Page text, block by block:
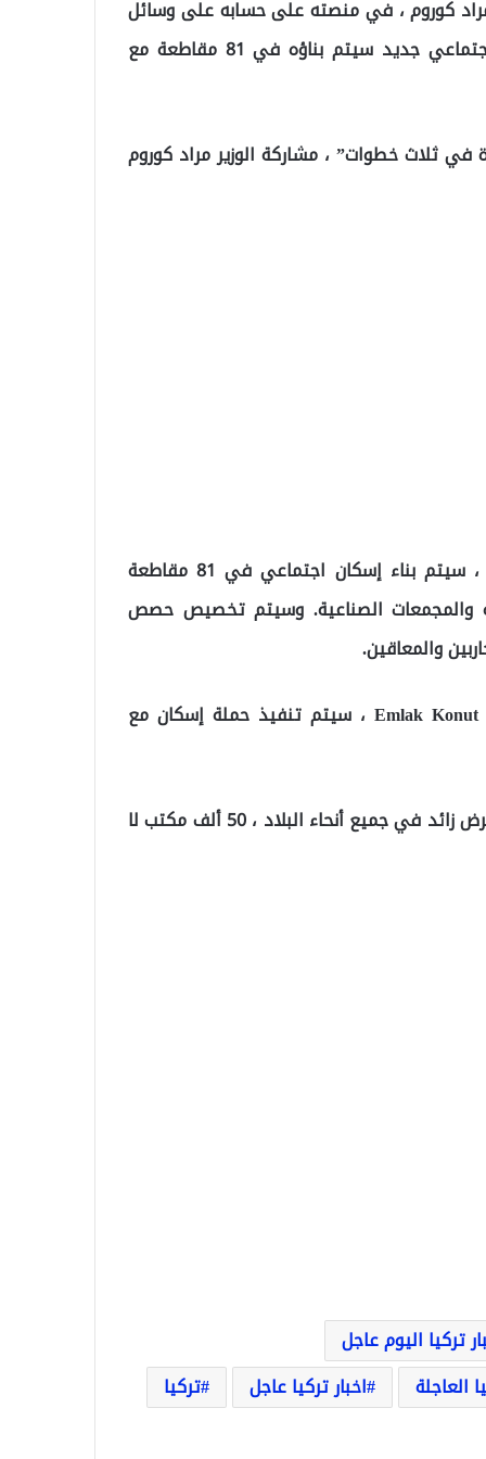
مراد كوروم ، في منصته على حسابه على وسائل
التواصل الاجتماعي ، إلى أنهم يعدون مشروع إسكان اجتماعي جديد سيتم بناؤه في 81 مقاطعة مع
ثلاث خطوات” ، مشاركة الوزير مراد كوروم
“الخطوة الأولى: في نطاق مشروع الإسكان الاجتماعي ، سيتم بناء إسكان اجتماعي في 81 مقاطعة
والمجمعات الصناعية. وسيتم تخصيص حصص
والمعاقين.
الخطوة الثانية: ضمن نطاق الحملة التي تقودها شركة Emlak Konut ، سيتم تنفيذ حملة إسكان مع
الخطوة الثالثة: 10 آلاف مكتب في اسطنبول و 40 ألف عرض زائد في جميع أنحاء البلاد ، 50 ألف مكتب لا
تركيا اليوم عاجل
العاجلة
اخبار تركيا عاجل تركيا